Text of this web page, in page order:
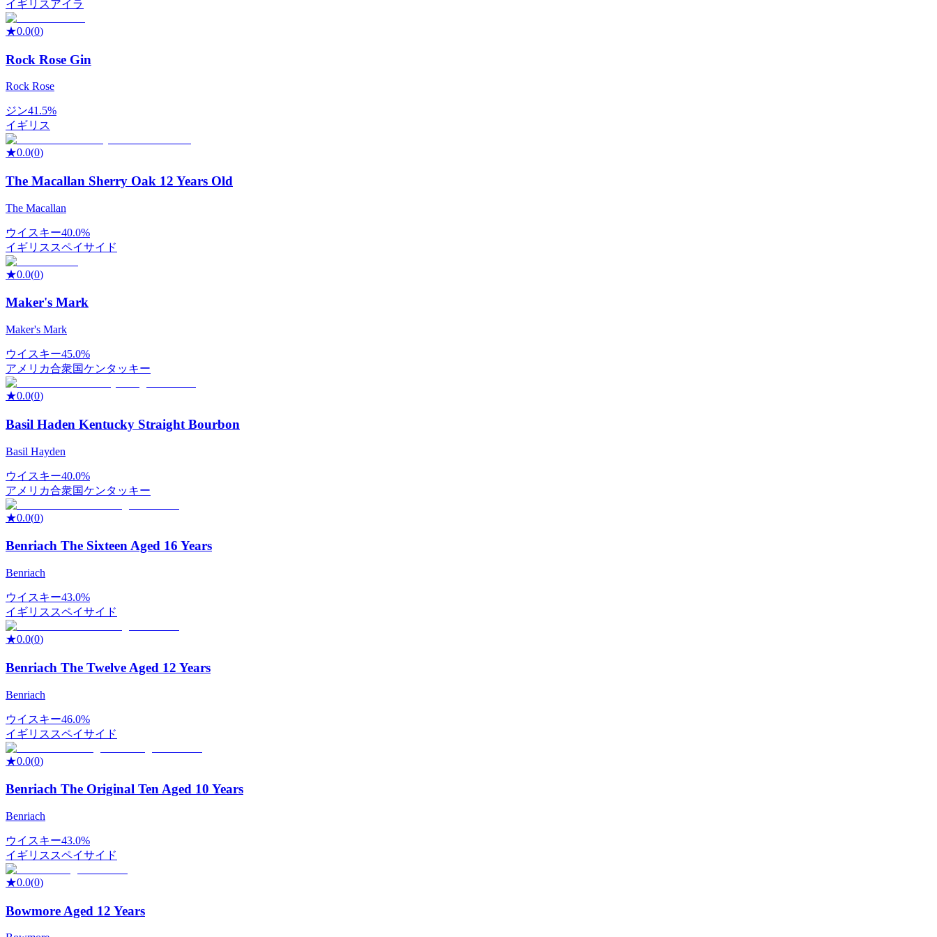
イギリスアイラ
★0.0(0)
Rock Rose Gin
Rock Rose
ジン41.5%
イギリス
★0.0(0)
The Macallan Sherry Oak 12 Years Old
The Macallan
ウイスキー40.0%
イギリス スペイサイド
★0.0(0)
Maker's Mark
Maker's Mark
ウイスキー45.0%
アメリカ合衆国ケンタッキー
★0.0(0)
Basil Haden Kentucky Straight Bourbon
Basil Hayden
ウイスキー40.0%
アメリカ合衆国ケンタッキー
★0.0(0)
Benriach The Sixteen Aged 16 Years
Benriach
ウイスキー43.0%
イギリス スペイサイド
★0.0(0)
Benriach The Twelve Aged 12 Years
Benriach
ウイスキー46.0%
イギリス スペイサイド
★0.0(0)
Benriach The Original Ten Aged 10 Years
Benriach
ウイスキー43.0%
イギリス スペイサイド
★0.0(0)
Bowmore Aged 12 Years